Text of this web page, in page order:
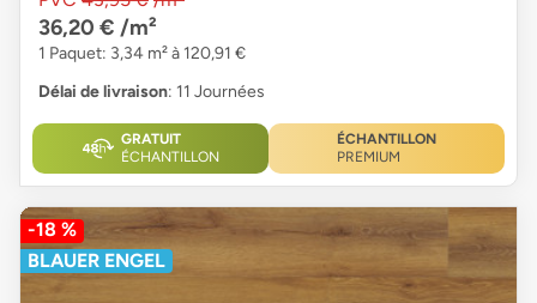
36,20 € /m²
1 Paquet: 3,34 m² à 120,91 €
Délai de livraison: 11 Journées
GRATUIT
ÉCHANTILLON
ÉCHANTILLON
PREMIUM
-18 %
BLAUER ENGEL